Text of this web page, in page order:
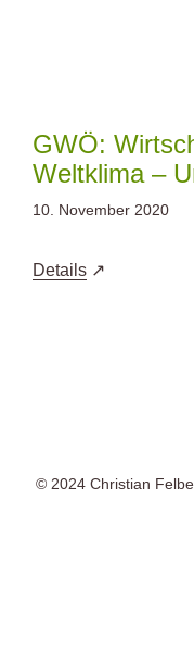
GWÖ:
Weltklima –
10. November 2020
Details
© 2024 Christian